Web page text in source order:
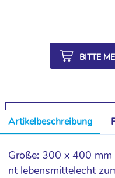
BITTE
Artikelbeschreibung
Größe: 300 x 400
nt lebensmittelecht